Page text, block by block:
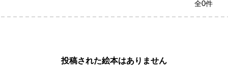
全0件
投稿された絵本はありません